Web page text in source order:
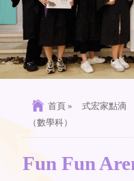
首頁 » 式宏家點滴
（數學科）
Fun Fun